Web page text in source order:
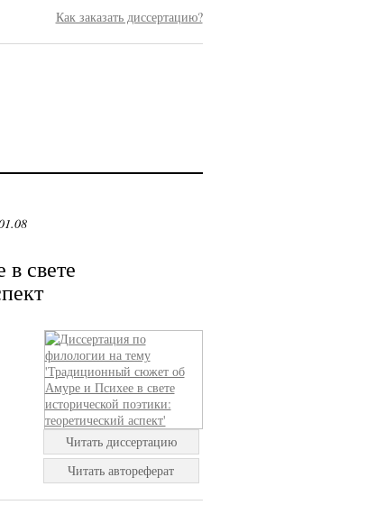
Как заказать диссертацию?
свете
Читать диссертацию
Читать автореферат